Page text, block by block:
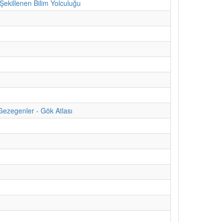
Bilim Yolculuğu
- Gök Atlası